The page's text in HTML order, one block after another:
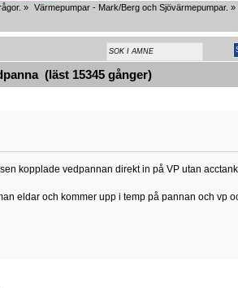
» Värmepumpar - Mark/Berg och Sjövärmepumpar. »
(läst 15345 gånger)
kopplade vedpannan direkt in på VP utan
eldar och kommer upp i temp på pannan och vp